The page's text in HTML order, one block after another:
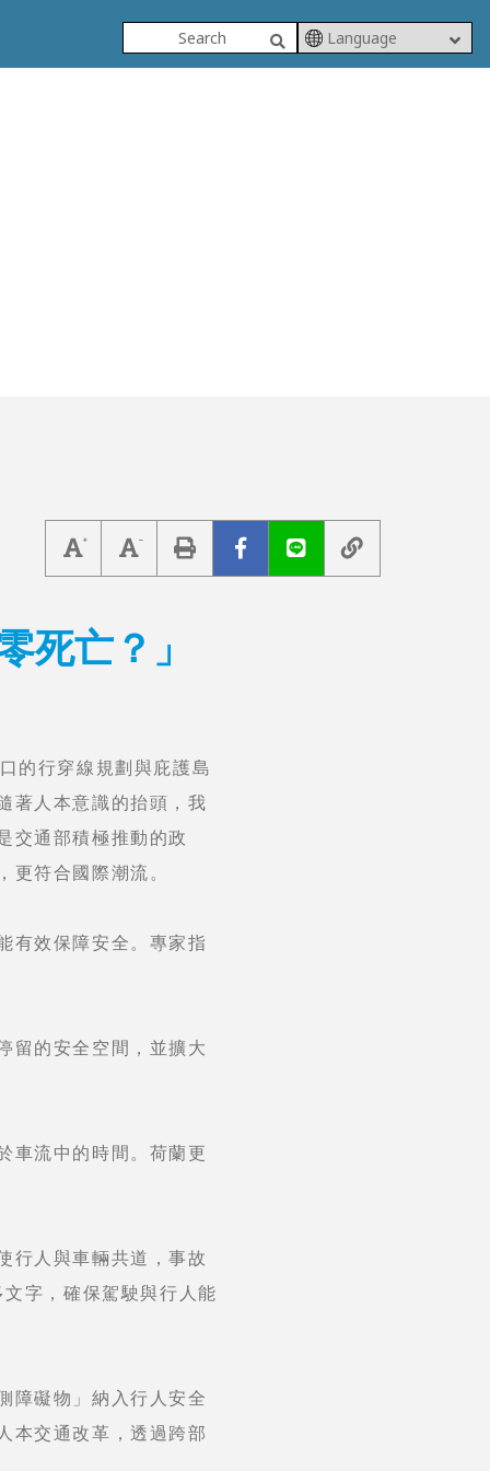
死亡？」
的行穿線規劃與庇護島
著人本意識的抬頭，我
交通部積極推動的政
符合國際潮流。
有效保障安全。專家指
留的安全空間，並擴大
車流中的時間。荷蘭更
行人與車輛共道，事故
字，確保駕駛與行人能
障礙物」納入行人安全
本交通改革，透過跨部